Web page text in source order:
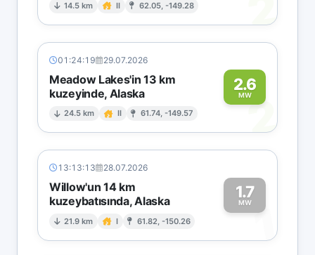
14.5 km II 62.05, -149.28
01:24:19 29.07.2026
Meadow Lakes'in 13 km
kuzeyinde, Alaska
24.5 km II 61.74, -149.57
2.6
MW2
13:13:13 28.07.2026
Willow'un 14 km
kuzeybatısında, Alaska
21.9 km I 61.82, -150.26
1.7
MW1